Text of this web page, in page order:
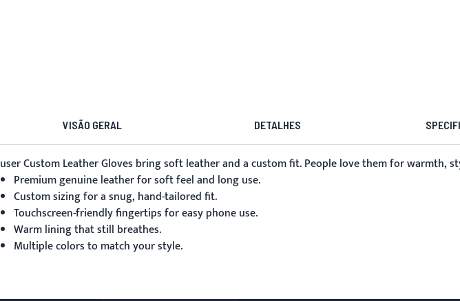
VISÃO GERAL DETALHES
userCustom Leather Gloves bring soft leather and a custom fit. People love them for warmth,
Premium genuine leather for soft feel and long use.
Custom sizing for a snug, hand-tailored fit.
Touchscreen-friendly fingertips for easy phone use.
Warm lining that still breathes.
Multiple colors to match your style.